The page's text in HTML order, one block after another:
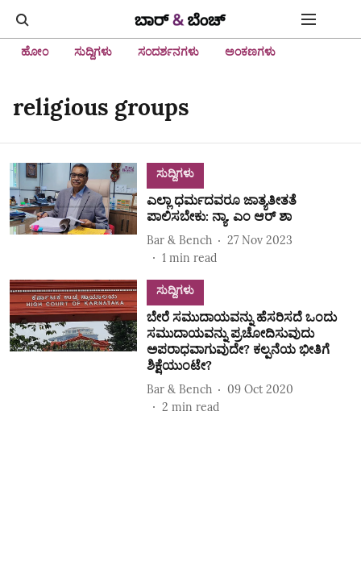
ಹೋಂ ಸುದ್ದಿಗಳು ಸಂದರ್ಶನಗಳು ಅಂಕಣಗಳು
religious groups
ಸುದ್ದಿಗಳು
ಎಲ್ಲಾ ಧರ್ಮದವರೂ ಜಾತ್ಯತೀತತೆ
ಪಾಲಿಸಬೇಕು: ನ್ಯಾ. ಎಂ ಆರ್ ಶಾ
Bar & Bench
27 Nov 2023
1 min read
ಸುದ್ದಿಗಳು
ಬೇರೆ ಸಮುದಾಯವನ್ನು ಹೆಸರಿಸದೆ ಒಂದು
ಸಮುದಾಯವನ್ನು ಪ್ರಚೋದಿಸುವುದು
ಅಪರಾಧವಾಗುವುದೇ? ಕಲ್ಪನೆಯ ಭೀತಿಗೆ
ಶಿಕ್ಷೆಯುಂಟೇ?
Bar & Bench
09 Oct 2020
2 min read